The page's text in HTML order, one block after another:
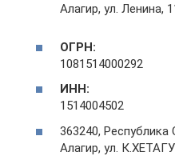
Алагир, ул. Ленина,
ОГРН:
1081514000292
ИНН:
1514004502
363240, Республика
Алагир, ул.